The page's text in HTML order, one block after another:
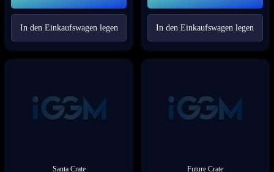
In den Einkaufswagen legen In den Einkaufswagen legen
Santa Crate Future Crate